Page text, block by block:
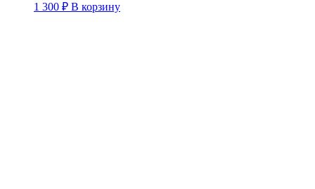
1 300 ₽ В корзину